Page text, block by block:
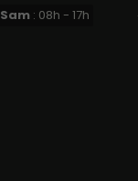
Sam : 08h - 17h